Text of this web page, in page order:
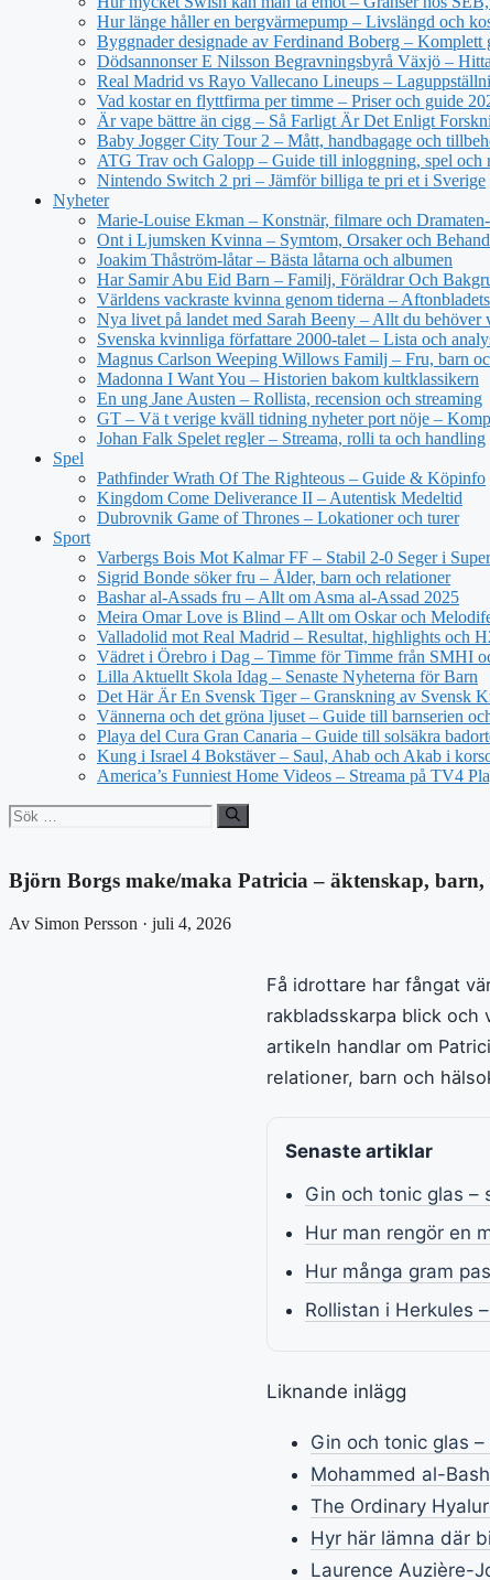
Hur länge håller en bergvärmepump – Livslängd och
Byggnader designade av Ferdinand Boberg – Komplett
Dödsannonser E Nilsson Begravningsbyrå Växjö –
Real Madrid vs Rayo Vallecano Lineups –
Vad kostar en flyttfirma per timme – Priser och guide
Är vape bättre än cigg – Så Farligt Är Det Enligt
Baby Jogger City Tour 2 – Mått, handbagage och
ATG Trav och Galopp – Guide till inloggning, spel och
Nintendo Switch 2 pri – Jämför billiga te pri et i Sverige
Nyheter
Marie-Louise Ekman – Konstnär, filmare och
Ont i Ljumsken Kvinna – Symtom, Orsaker och
Joakim Thåström-låtar – Bästa låtarna och albumen
Har Samir Abu Eid Barn – Familj, Föräldrar Och
Världens vackraste kvinna genom tiderna –
Nya livet på landet med Sarah Beeny – Allt du behöver
Svenska kvinnliga författare 2000-talet – Lista och
Magnus Carlson Weeping Willows Familj – Fru, barn
Madonna I Want You – Historien bakom kultklassikern
En ung Jane Austen – Rollista, recension och streaming
GT – Vä t verige kväll tidning nyheter port nöje –
Johan Falk Spelet regler – Streama, rolli ta och handling
Spel
Pathfinder Wrath Of The Righteous – Guide & Köpinfo
Kingdom Come Deliverance II – Autentisk Medeltid
Dubrovnik Game of Thrones – Lokationer och turer
Sport
Varbergs Bois Mot Kalmar FF – Stabil 2-0 Seger i
Sigrid Bonde söker fru – Ålder, barn och relationer
Bashar al-Assads fru – Allt om Asma al-Assad 2025
Meira Omar Love is Blind – Allt om Oskar och
Valladolid mot Real Madrid – Resultat, highlights och
Vädret i Örebro i Dag – Timme för Timme från SMHI
Lilla Aktuellt Skola Idag – Senaste Nyheterna för Barn
Det Här Är En Svensk Tiger – Granskning av Svensk
Vännerna och det gröna ljuset – Guide till barnserien
Playa del Cura Gran Canaria – Guide till solsäkra
Kung i Israel 4 Bokstäver – Saul, Ahab och Akab i
America’s Funniest Home Videos – Streama på TV4
Sök
efter:
Björn Borgs make/maka Patricia – äktenskap, barn,
Av Simon Persson · juli 4, 2026
Få idrottare har fångat
rakbladsskarpa blick och
artikeln handlar om
relationer, barn och
Senaste artiklar
Gin och tonic glas –
Hur man rengör en
Hur många gram
Rollistan i Herkules
Liknande inlägg
Gin och tonic glas
Mohammed al-
The Ordinary
Hyr här lämna där
Laurence Auzière-